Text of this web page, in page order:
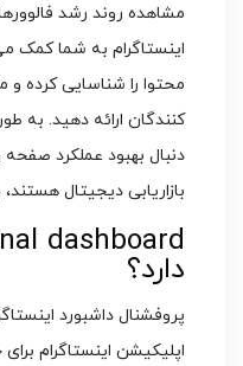
مشاهده روند رشد
اینستاگرام به شما کمک
محتوا را شناسایی کرده و
کنندگان ارائه دهید. به
دنبال بهبود عملکرد
بازاریابی دیجیتال
دارد؟
پروفشنال داشبورد